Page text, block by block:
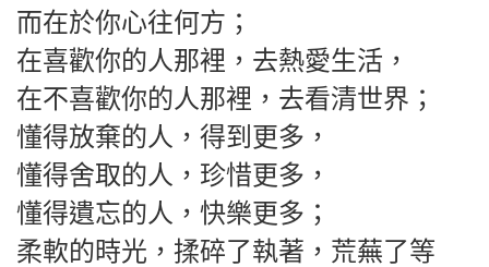
而在於你心往何方；
在喜歡你的人那裡， 去熱愛生活，
在不喜歡你的人那裡，去看清世界；
懂得放棄的人，得到更多，
懂得舍取的人，珍惜更多，
懂得遺忘的人，快樂更多；
柔軟的時光，揉碎了執著，荒蕪了等